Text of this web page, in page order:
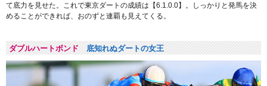
て底力を見せた。これで東京ダートの成績は【6.1.0.0】。しっかりと発馬を決
めることができれば、おのずと連覇も見えてくる。
ダブルハートボンド 底知れぬダートの女王